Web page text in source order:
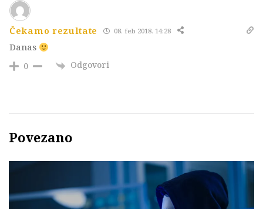
Čekamo rezultate 08. feb 2018. 14:28
Danas
0 Odgovori
Povezano